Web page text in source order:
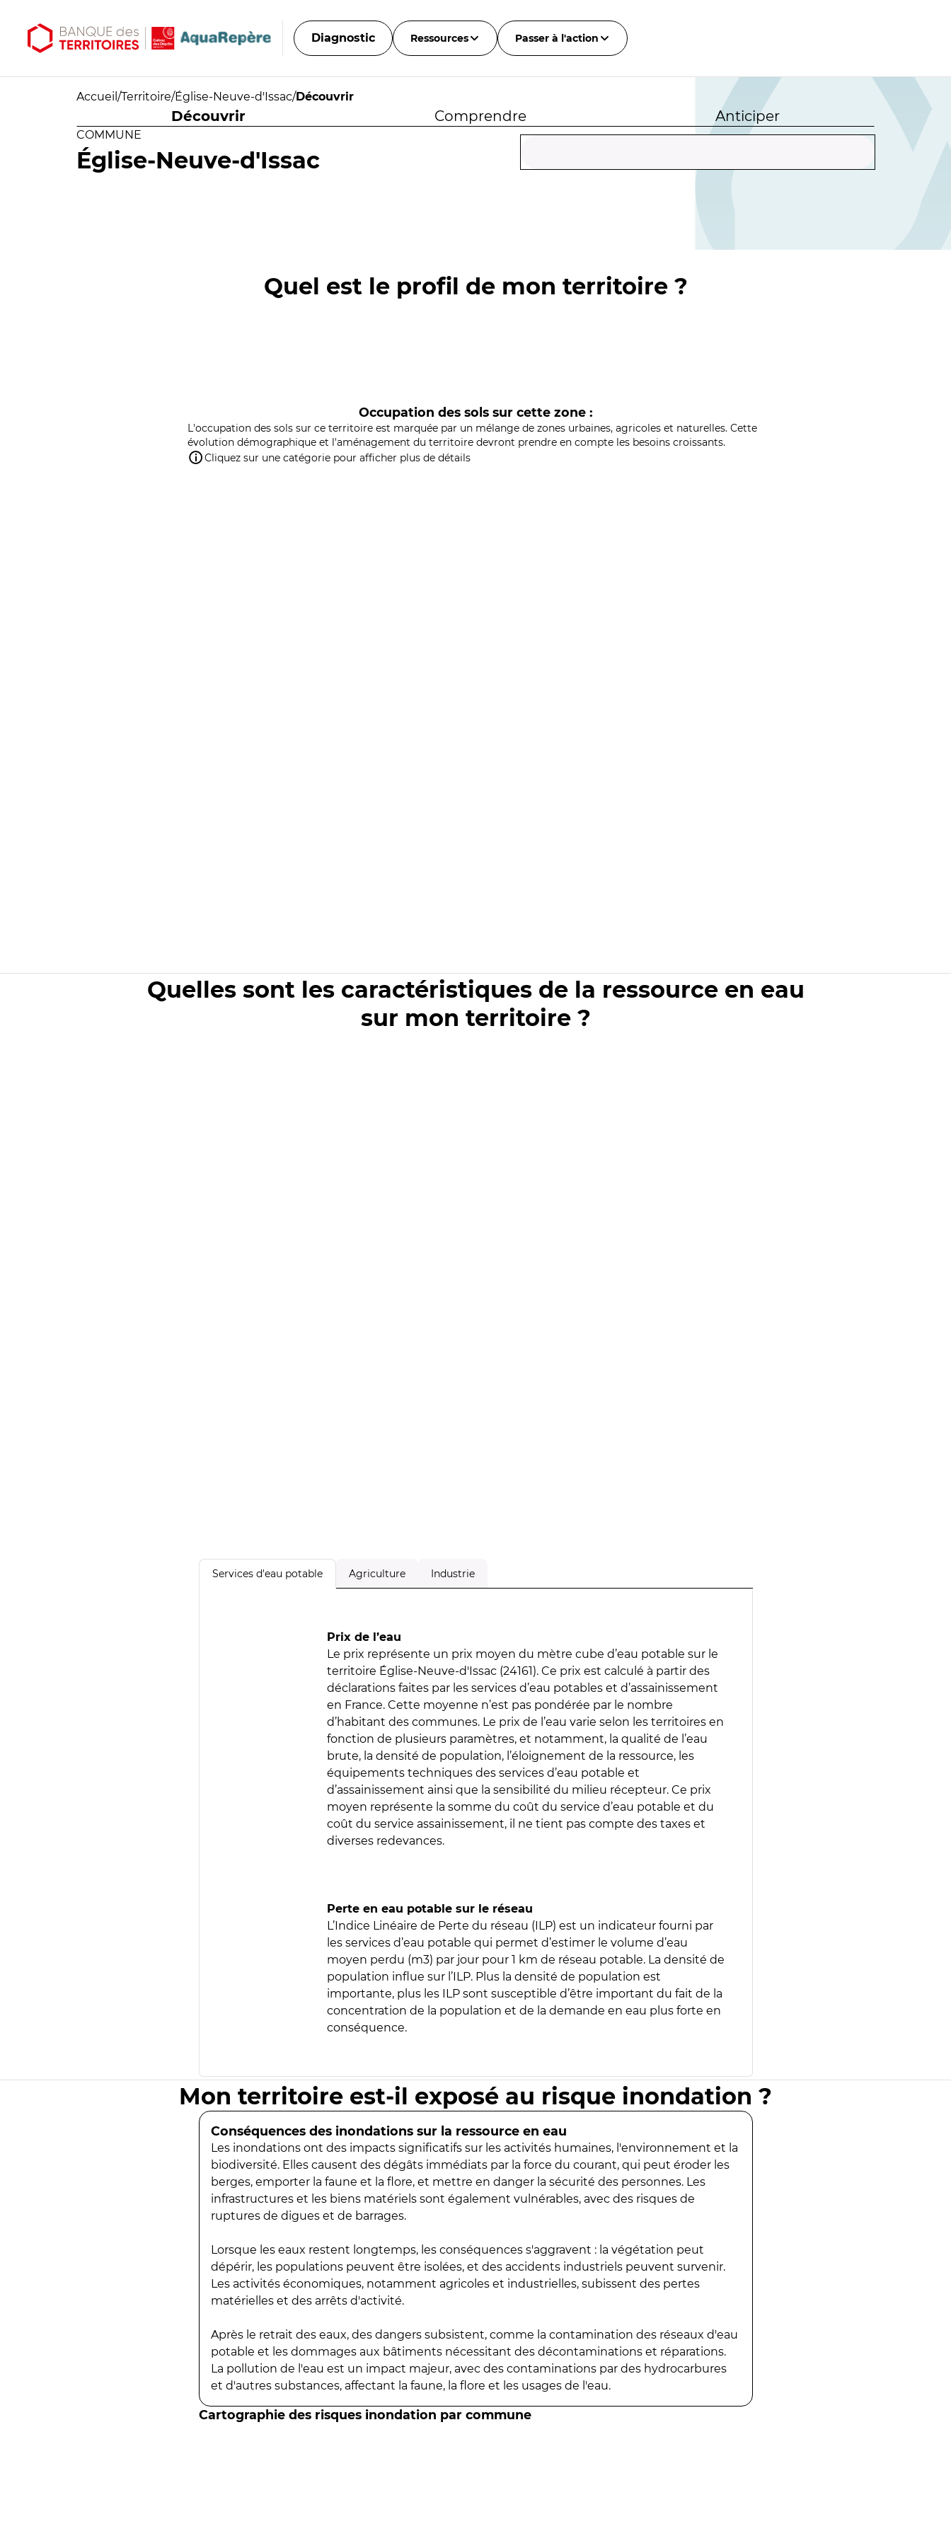
Diagnostic Ressources Passer à l'action
Accueil /Territoire/Église-Neuve-d'Issac/Découvrir
Découvrir Comprendre Anticiper
COMMUNE
Église-Neuve-d'Issac
Quel est le profil de mon territoire ?
Occupation des sols sur cette zone :
L'occupation des sols sur ce territoire est marquée par un mélange de zones urbaines, agricoles et naturelles. Cette
évolution démographique et l'aménagement du territoire devront prendre en compte les besoins croissants.
Cliquez sur une catégorie pour afficher plus de détails
Quelles sont les caractéristiques de la ressource en eau
sur mon territoire ?
Services d'eau potable Agriculture Industrie
Prix de l’eau
Le prix représente un prix moyen du mètre cube d’eau potable sur le
territoire Église-Neuve-d'Issac (24161). Ce prix est calculé à partir des
déclarations faites par les services d’eau potables et d’assainissement
en France. Cette moyenne n’est pas pondérée par le nombre
d’habitant des communes. Le prix de l’eau varie selon les territoires en
fonction de plusieurs paramètres, et notamment, la qualité de l’eau
brute, la densité de population, l’éloignement de la ressource, les
équipements techniques des services d’eau potable et
d’assainissement ainsi que la sensibilité du milieu récepteur. Ce prix
moyen représente la somme du coût du service d’eau potable et du
coût du service assainissement, il ne tient pas compte des taxes et
diverses redevances.
Perte en eau potable sur le réseau
L’Indice Linéaire de Perte du réseau (ILP) est un indicateur fourni par
les services d’eau potable qui permet d’estimer le volume d’eau
moyen perdu (m3) par jour pour 1 km de réseau potable. La densité de
population influe sur l’ILP. Plus la densité de population est
importante, plus les ILP sont susceptible d’être important du fait de la
concentration de la population et de la demande en eau plus forte en
conséquence.
Mon territoire est-il exposé au risque inondation ?
Conséquences des inondations sur la ressource en eau
Les inondations ont des impacts significatifs sur les activités humaines, l'environnement et la
biodiversité. Elles causent des dégâts immédiats par la force du courant, qui peut éroder les
berges, emporter la faune et la flore, et mettre en danger la sécurité des personnes. Les
infrastructures et les biens matériels sont également vulnérables, avec des risques de
ruptures de digues et de barrages.
Lorsque les eaux restent longtemps, les conséquences s'aggravent : la végétation peut
dépérir, les populations peuvent être isolées, et des accidents industriels peuvent survenir.
Les activités économiques, notamment agricoles et industrielles, subissent des pertes
matérielles et des arrêts d'activité.
Après le retrait des eaux, des dangers subsistent, comme la contamination des réseaux d'eau
potable et les dommages aux bâtiments nécessitant des décontaminations et réparations.
La pollution de l'eau est un impact majeur, avec des contaminations par des hydrocarbures
et d'autres substances, affectant la faune, la flore et les usages de l'eau.
Cartographie des risques inondation par commune